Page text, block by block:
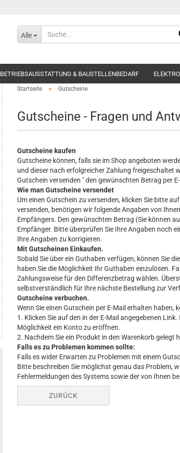
Alle
BETRIEBSAUSSTATTUNG & BAUSTELLENBEDARF
Startseite » Gutscheine
Gutscheine - Fragen und
Gutscheine kaufen
Gutscheine können, falls sie im Shop angeboten
und dieser nach erfolgreicher Zahlung freigeschaltet
Gutschein versenden " den gewünschten Betrag per
Wie man Gutscheine versendet
Um einen Gutschein zu versenden, klicken Sie bitte
versenden, benötigen wir folgende Angaben von
Empfängers. Den gewünschten Betrag (Sie können
Empfänger. Bitte überprüfen Sie Ihre Angaben noch
Ihre Angaben zu korrigieren.
Mit Gutscheinen Einkaufen.
Sobald Sie über ein Guthaben verfügen, können Sie
haben Sie die Möglichkeit Ihr Guthaben einzulösen.
Zahlungsweise für den Differenzbetrag wählen.
selbstverständlich für Ihre nächste Bestellung zur
Gutscheine verbuchen.
Wenn Sie einen Gutschein per E-Mail erhalten haben,
1. Klicken Sie auf den in der E-Mail angegebenen
Möglichkeit ein Konto zu eröffnen.
2. Nachdem Sie ein Produkt in den Warenkorb gelegt
Falls es zu Problemen kommen sollte:
Falls es wider Erwarten zu Problemen mit einem
Bitte beschreiben Sie möglichst genau das Problem,
Fehlermeldungen des Systems sowie der von Ihnen
ZURÜCK